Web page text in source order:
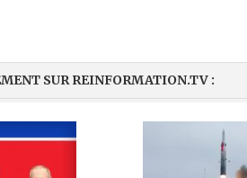
SUR REINFORMATION.TV :